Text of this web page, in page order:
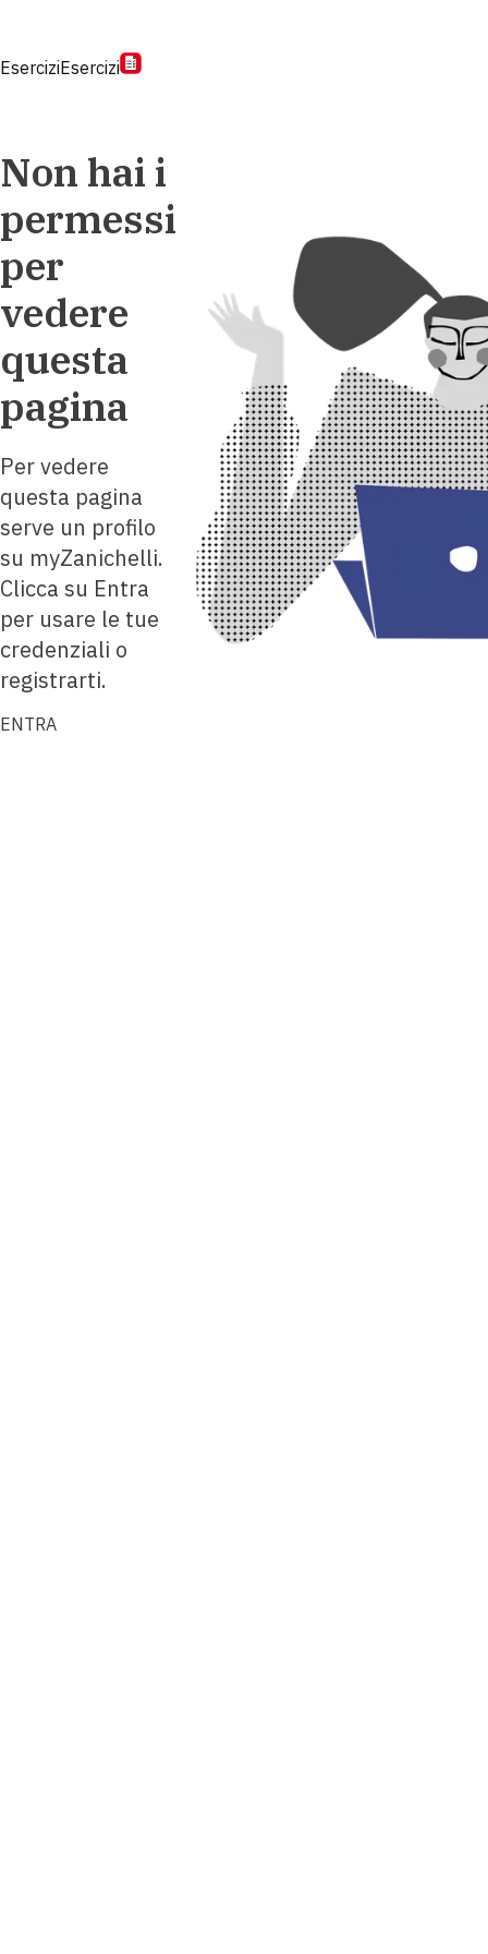
EserciziEsercizi
Non hai i
permessi
per
vedere
questa
pagina
Per vedere
questa pagina
serve un profilo
su myZanichelli.
Clicca su Entra
per usare le tue
credenziali o
registrarti.
ENTRA